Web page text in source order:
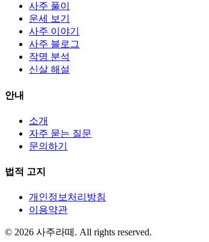
사주 풀이
운세 보기
사주 이야기
사주 블로그
작명 분석
신살 해설
안내
소개
자주 묻는 질문
문의하기
법적 고지
개인정보처리방침
이용약관
© 2026 사주라떼. All rights reserved.